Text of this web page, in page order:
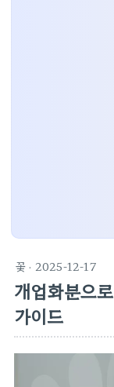
꽃 · 2025-12-17
개업화분으
가이드